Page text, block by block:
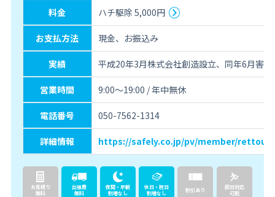
料金 ハチ駆除 5,000円
お支払方法 現金、お振込み
実績 平成20年3月株式会社創造設立、同年6月害
営業時間 9:00～19:00 / 年中無休
電話番号 050-7562-1314
詳細情報 https://safely.co.jp/pv/member/rettou/
お見積り
無料
出張費
無料
夜間・早朝
割増なし
休日・祝日
割増なし
割引あり
即日対応
可能